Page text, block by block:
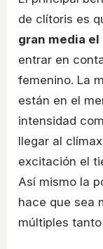
de clítoris es
gran media el
entrar en
femenino. La
están en el
intensidad
llegar al
excitación el
Así mismo la
hace que sea
múltiples